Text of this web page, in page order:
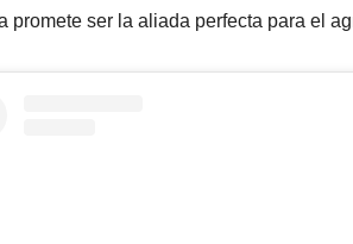
promete ser la aliada perfecta para el